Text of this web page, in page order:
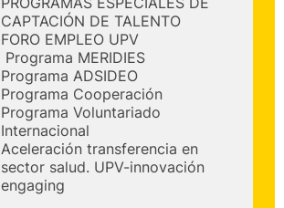
CAPTACIÓN DE TALENTO
FORO EMPLEO UPV
Programa MERIDIES
Programa ADSIDEO
Programa Cooperación
Programa Voluntariado
Internacional
Aceleración transferencia en
sector salud. UPV-innovación
engaging